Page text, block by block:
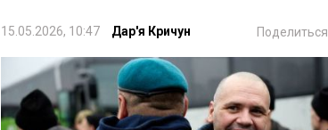
15.05.2026, 10:47 Дар'я Кричун Поделиться